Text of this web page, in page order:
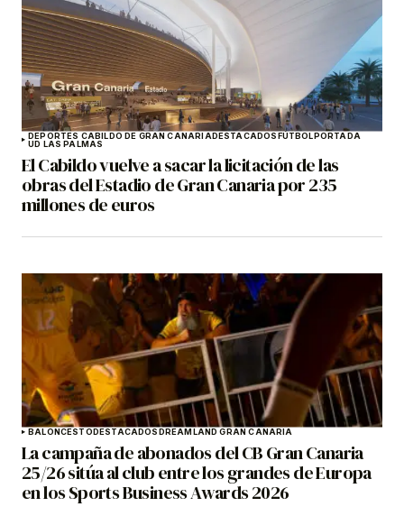
DEPORTES CABILDO DE GRAN CANARIADESTACADOSFÚTBOLPORTADA
UD LAS PALMAS
El Cabildo vuelve a sacar la licitación de las
obras del Estadio de Gran Canaria por 235
millones de euros
BALONCESTODESTACADOSDREAMLAND GRAN CANARIA
La campaña de abonados del CB Gran Canaria
25/26 sitúa al club entre los grandes de Europa
en los Sports Business Awards 2026